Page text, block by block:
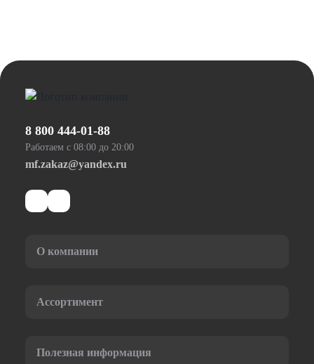
8 800 444-01-88
Работаем с 08:00 до 20:00
mf.zakaz@yandex.ru
О компании
Ассортимент
Полезная информация